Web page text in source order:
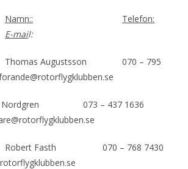
Namn::
Telefon:
E-mail:
Thomas Augustsson
070 – 795
073 – 437 1636
Robert Fasth
070 – 768 7430